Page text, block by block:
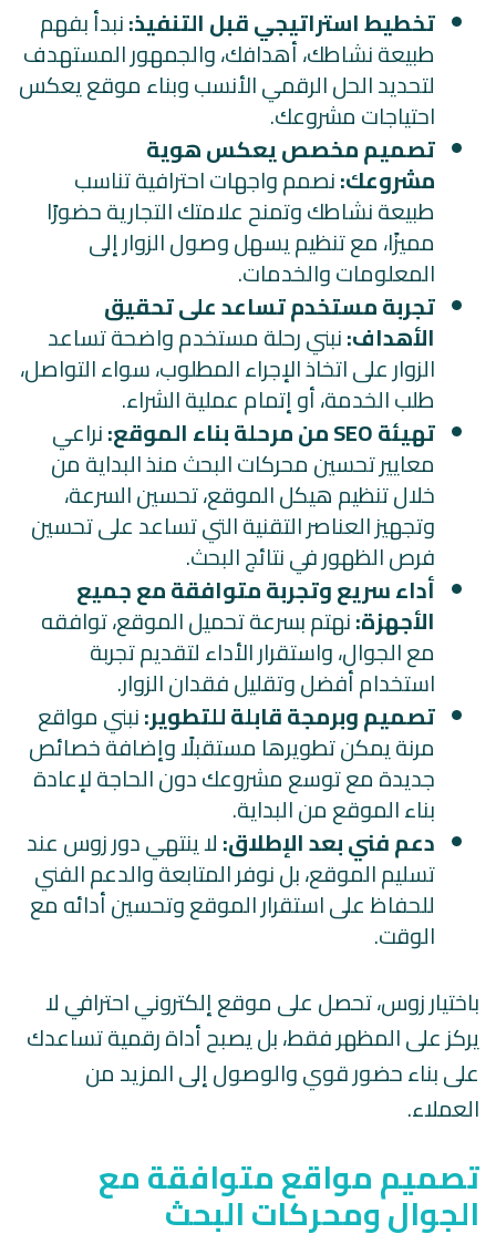
تخطيط استراتيجي قبل التنفيذ:نبدأ بفهم
طبيعة نشاطك، أهدافك، والجمهور المستهدف
لتحديد الحل الرقمي الأنسب وبناء موقع يعكس
احتياجات مشروعك.
تصميم مخصص يعكس هوية
مشروعك:نصمم واجهات احترافية تناسب
طبيعة نشاطك وتمنح علامتك التجارية حضورًا
مميزًا، مع تنظيم يسهل وصول الزوار إلى
المعلومات والخدمات.
تجربة مستخدم تساعد على تحقيق
الأهداف:نبني رحلة مستخدم واضحة تساعد
الزوار على اتخاذ الإجراء المطلوب، سواء التواصل،
طلب الخدمة، أو إتمام عملية الشراء.
تهيئة SEO من مرحلة بناء الموقع:
نراعي
معايير تحسين محركات البحث منذ البداية من
خلال تنظيم هيكل الموقع، تحسين السرعة،
وتجهيز العناصر التقنية التي تساعد على تحسين
فرص الظهور في نتائج البحث.
أداء سريع وتجربة متوافقة مع جميع
الأجهزة:نهتم بسرعة تحميل الموقع، توافقه
مع الجوال، واستقرار الأداء لتقديم تجربة
استخدام أفضل وتقليل فقدان الزوار.
تصميم وبرمجة قابلة للتطوير:نبني مواقع
مرنة يمكن تطويرها مستقبلًا وإضافة خصائص
جديدة مع توسع مشروعك دون الحاجة لإعادة
بناء الموقع من البداية.
دعم فني بعد الإطلاق:لا ينتهي دور زوس عند
تسليم الموقع، بل نوفر المتابعة والدعم الفني
للحفاظ على استقرار الموقع وتحسين أدائه مع
الوقت.
باختيار زوس، تحصل على موقع إلكتروني احترافي لا
يركز على المظهر فقط، بل يصبح أداة رقمية تساعدك
على بناء حضور قوي والوصول إلى المزيد من
العملاء.
تصميم مواقع متوافقة مع
الجوال ومحركات البحث